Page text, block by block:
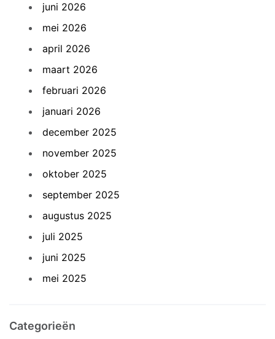
juni 2026
mei 2026
april 2026
maart 2026
februari 2026
januari 2026
december 2025
november 2025
oktober 2025
september 2025
augustus 2025
juli 2025
juni 2025
mei 2025
Categorieën